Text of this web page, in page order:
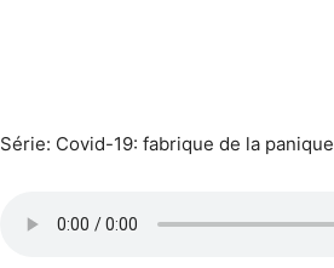
Série: Covid-19: fabrique de la